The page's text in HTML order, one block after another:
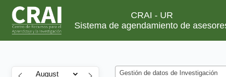
CRAI - UR
Sistema de agendamiento de
Gestión de datos de Investigación